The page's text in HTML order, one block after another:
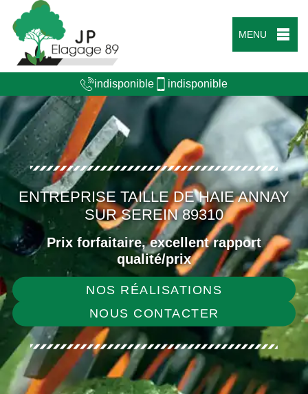
MENU
indisponible indisponible
ENTREPRISE TAILLE DE HAIE ANNAY
SUR SEREIN 89310
Prix forfaitaire, excellent rapport
qualité/prix
NOS RÉALISATIONS
NOUS CONTACTER